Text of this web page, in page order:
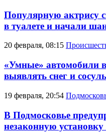
Популярную актрису
в туалете и начали
20 февраля, 08:15
«Умные» автомобили
выявлять снег и
19 февраля, 20:54
В Подмосковье
незаконную установку